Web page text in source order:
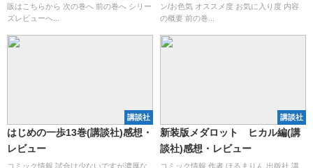
販はこちらから 次の巻へ 前の巻へ シリー
ズレビューへ...
ン/お色気 オススメ度 お気に入り度 内容
の概要 前の巻...
講談社
はじめの一歩13巻(講談社)感想・
レビュー
コミック情報 試合は少ないですが濃厚な
講談社
新装版メダロット ヒカル編(講
談社)感想・レビュー
コミック情報 作者 ほるまりん 出版社 講